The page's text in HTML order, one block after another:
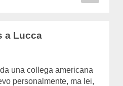
a Lucca
una collega americana
personalmente, ma lei,